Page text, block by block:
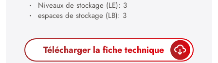
30
Niveaux de stockage (LE): 3
espaces de stockage (LB): 3
Télécharger la fiche technique